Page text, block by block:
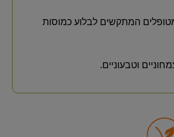
המתקשים לבלוע כמוסות
וטבעוניים.